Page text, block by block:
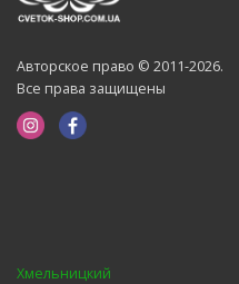
Авторское право © 2011-2026.
Все права защищены
Хмельницкий